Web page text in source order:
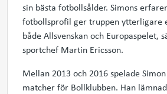
sin bästa fotbollsålder. Simons
fotbollsprofil ger truppen ytterligare
både Allsvenskan och Europaspelet,
sportchef Martin Ericsson.
Mellan 2013 och 2016 spelade
matcher för Bollklubben. Han